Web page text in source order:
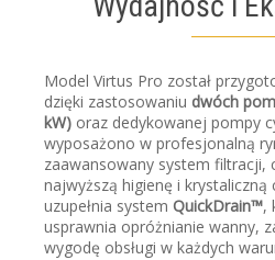
Model Virtus Pro został
dzięki zastosowaniu dwóch
kW) oraz dedykowanej pompy
wyposażono w profesjonalną
zaawansowany system filtracji,
najwyższą higienę i krystaliczną
uzupełnia system QuickDrain™,
usprawnia opróżnianie wanny,
wygodę obsługi w każdych